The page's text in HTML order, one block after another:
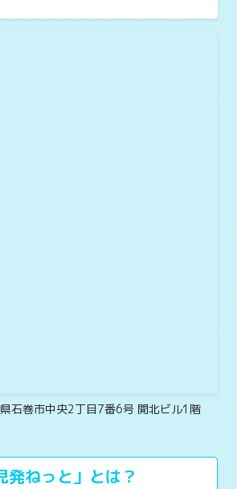
石巻市中央2丁目7番6号 開北ビル1階
発ねっと」とは？